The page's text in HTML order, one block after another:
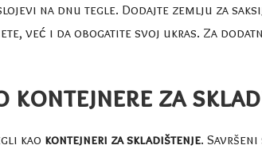
na dnu tegle. Dodajte zemlju za
već i da obogatite svoj ukras. Za
za
kao kontejneri za skladištenje.